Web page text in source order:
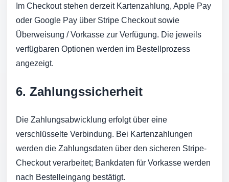
Im Checkout stehen derzeit Kartenzahlung, Apple Pay
oder Google Pay über Stripe Checkout sowie
Überweisung / Vorkasse zur Verfügung. Die jeweils
verfügbaren Optionen werden im Bestellprozess
angezeigt.
6. Zahlungssicherheit
Die Zahlungsabwicklung erfolgt über eine
verschlüsselte Verbindung. Bei Kartenzahlungen
werden die Zahlungsdaten über den sicheren Stripe-
Checkout verarbeitet; Bankdaten für Vorkasse werden
nach Bestelleingang bestätigt.